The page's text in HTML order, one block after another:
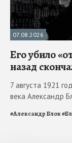
07.08.2026
Его убило
назад
7 августа 1921
века Александр
#Александр Блок#